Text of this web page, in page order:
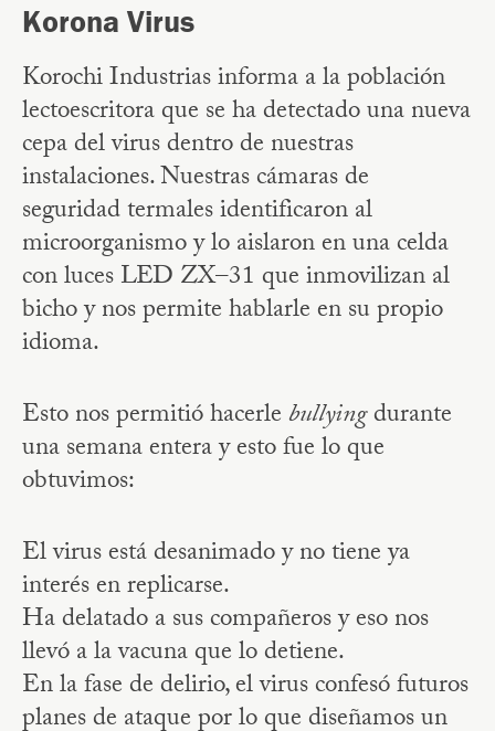
Korona Virus
Korochi Industrias informa a la población
lectoescritora que se ha detectado una nueva
cepa del virus dentro de nuestras
instalaciones. Nuestras cámaras de
seguridad termales identificaron al
microorganismo y lo aislaron en una celda
con luces LED ZX–31 que inmovilizan al
bicho y nos permite hablarle en su propio
idioma.
Esto nos permitió hacerlebullyingdurante
una semana entera y esto fue lo que
obtuvimos:
El virus está desanimado y no tiene ya
interés en replicarse.
Ha delatado a sus compañeros y eso nos
llevó a la vacuna que lo detiene.
En la fase de delirio, el virus confesó futuros
planes de ataque por lo que diseñamos un